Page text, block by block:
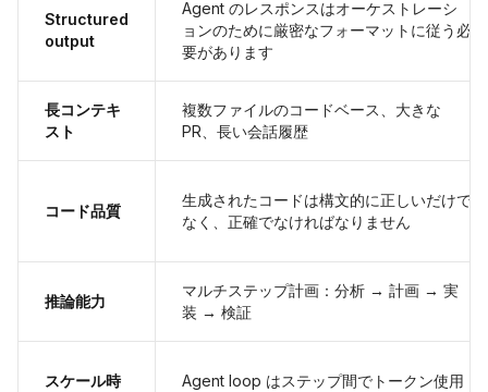
Structured
output
Agent のレスポンスはオーケストレーシ
ョンのために厳密なフォーマットに従う必
要があります
長コンテキ
スト
複数ファイルのコードベース、大きな
PR、長い会話履歴
コード品質
生成されたコードは構文的に正しいだけで
なく、正確でなければなりません
推論能力
マルチステップ計画：分析 → 計画 → 実
装 → 検証
スケール時
Agent loop はステップ間でトークン使用